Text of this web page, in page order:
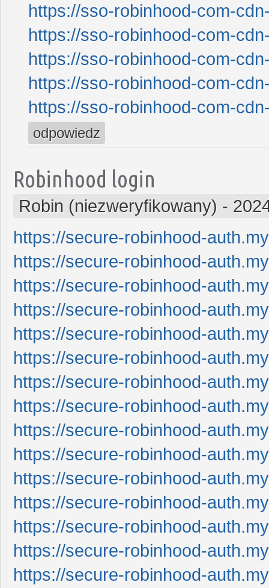
https://sso-robinhood-com-
https://sso-robinhood-com-
https://sso-robinhood-com-
https://sso-robinhood-com-
https://sso-robinhood-com-
odpowiedz
Robinhood login
Robin (niezweryfikowany) -
https://secure-robinhood-
https://secure-robinhood-
https://secure-robinhood-
https://secure-robinhood-
https://secure-robinhood-
https://secure-robinhood-
https://secure-robinhood-
https://secure-robinhood-
https://secure-robinhood-
https://secure-robinhood-
https://secure-robinhood-
https://secure-robinhood-
https://secure-robinhood-
https://secure-robinhood-
https://secure-robinhood-